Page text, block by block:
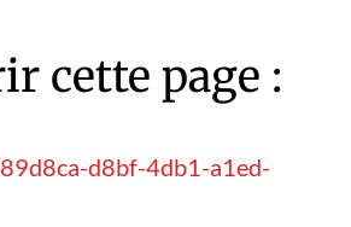
cette page :
d8bf-4db1-a1ed-